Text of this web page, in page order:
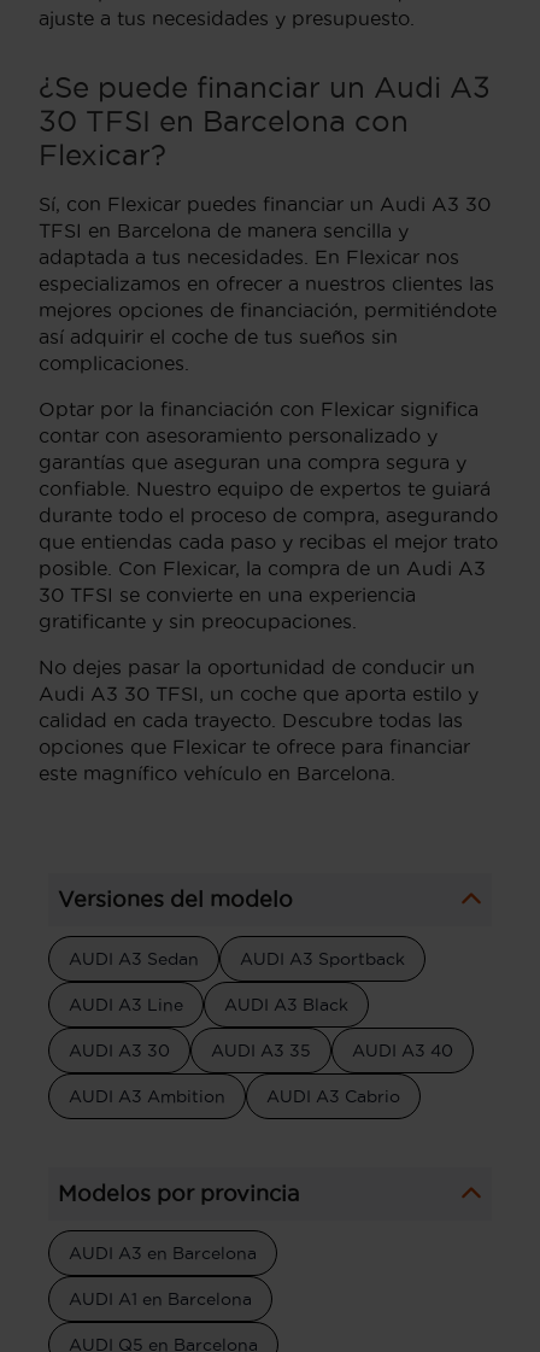
ajuste a tus necesidades y presupuesto.
¿Se puede financiar un Audi A3
30 TFSI en Barcelona con
Flexicar?
Sí, con Flexicar puedes financiar un Audi A3 30
TFSI en Barcelona de manera sencilla y
adaptada a tus necesidades. En Flexicar nos
especializamos en ofrecer a nuestros clientes las
mejores opciones de financiación, permitiéndote
así adquirir el coche de tus sueños sin
complicaciones.
Optar por la financiación con Flexicar significa
contar con asesoramiento personalizado y
garantías que aseguran una compra segura y
confiable. Nuestro equipo de expertos te guiará
durante todo el proceso de compra, asegurando
que entiendas cada paso y recibas el mejor trato
posible. Con Flexicar, la compra de un Audi A3
30 TFSI se convierte en una experiencia
gratificante y sin preocupaciones.
No dejes pasar la oportunidad de conducir un
Audi A3 30 TFSI, un coche que aporta estilo y
calidad en cada trayecto. Descubre todas las
opciones que Flexicar te ofrece para financiar
este magnífico vehículo en Barcelona.
Versiones del modelo
AUDI A3 Sedan AUDI A3 Sportback
AUDI A3 Line AUDI A3 Black
AUDI A3 30 AUDI A3 35 AUDI A3 40
AUDI A3 Ambition AUDI A3 Cabrio
Modelos por provincia
AUDI A3 en Barcelona
AUDI A1 en Barcelona
AUDI Q5 en Barcelona